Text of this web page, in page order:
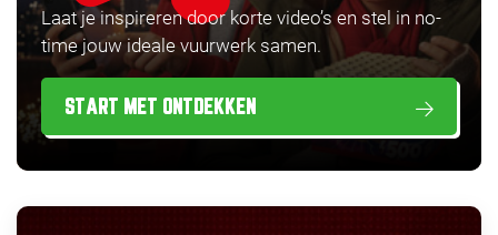
Laat je inspireren door korte video’s en stel in no-
time jouw ideale vuurwerk samen.
START MET ONTDEKKEN